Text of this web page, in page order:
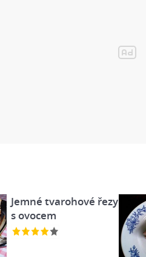
Jemné tvarohové řezy
s ovocem